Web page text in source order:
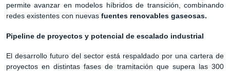
permite avanzar en modelos híbridos de transición, combinando
redes existentes con nuevas fuentes renovables gaseosas.
Pipeline de proyectos y potencial de escalado industrial
El desarrollo futuro del sector está respaldado por una cartera de
proyectos en distintas fases de tramitación que supera las 300